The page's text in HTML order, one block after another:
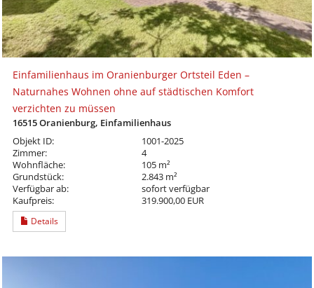
Einfamilienhaus im Oranienburger Ortsteil Eden –
Naturnahes Wohnen ohne auf städtischen Komfort
verzichten zu müssen
16515 Oranienburg, Einfamilienhaus
Objekt ID:
1001-2025
Zimmer:
4
Wohnfläche:
105 m²
Grundstück:
2.843 m²
Verfügbar ab:
sofort verfügbar
Kaufpreis:
319.900,00 EUR
Details